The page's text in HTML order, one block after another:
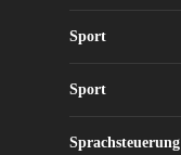
Sport
Sport
Sprachsteuerung